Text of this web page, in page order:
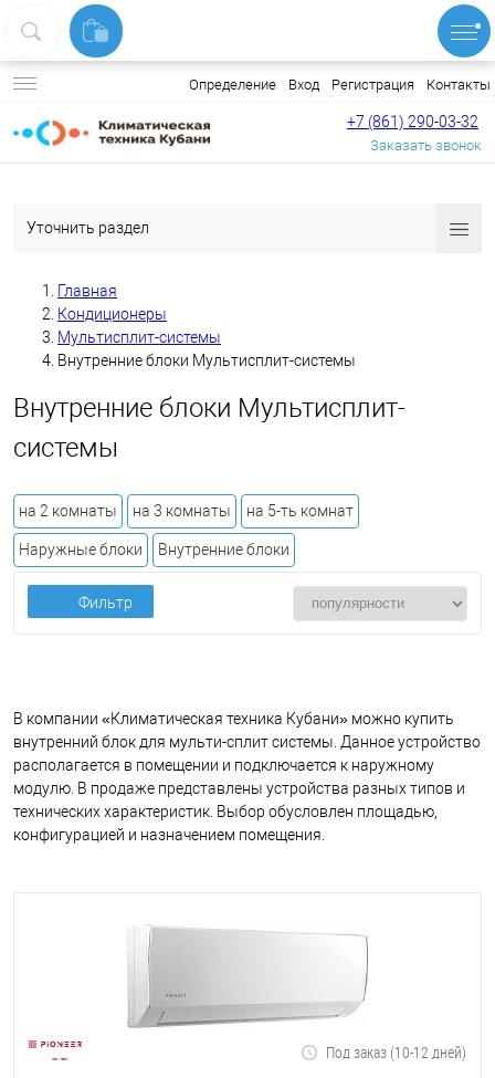
Определение Вход Регистрация Контакты
+7 (861) 290-03-32
Заказать звонок
Уточнить раздел
Главная
Кондиционеры
Мультисплит-системы
Внутренние блоки Мультисплит-системы
Внутренние блоки Мультисплит-
системы
на 2 комнаты на 3 комнаты на 5-ть комнат
Наружные блоки Внутренние блоки
Фильтр
В компании «Климатическая техника Кубани» можно купить
внутренний блок для мульти-сплит системы. Данное устройство
располагается в помещении и подключается к наружному
модулю. В продаже представлены устройства разных типов и
технических характеристик. Выбор обусловлен площадью,
конфигурацией и назначением помещения.
Под заказ (10-12 дней)